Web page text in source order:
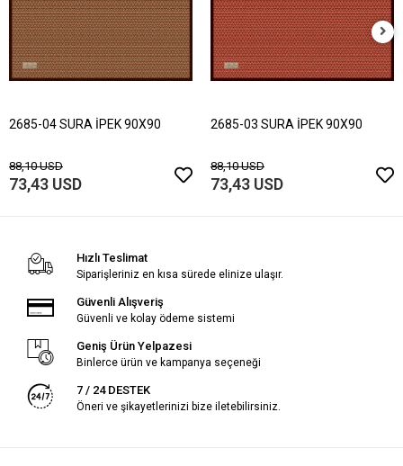
2685-04 SURA İPEK 90X90
88,10 USD
73,43 USD
2685-03 SURA İPEK 90X90
88,10 USD
73,43 USD
Hızlı Teslimat
Siparişleriniz en kısa sürede elinize ulaşır.
Güvenli Alışveriş
Güvenli ve kolay ödeme sistemi
Geniş Ürün Yelpazesi
Binlerce ürün ve kampanya seçeneği
7 / 24 DESTEK
Öneri ve şikayetlerinizi bize iletebilirsiniz.